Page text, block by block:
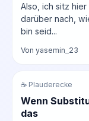
Also, ich sitz
darüber nach,
bin seid...
Von yasemin_23
☕ Plauderecke
Wenn
das